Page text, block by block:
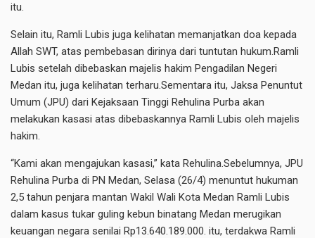
itu.
Selain itu, Ramli Lubis juga kelihatan memanjatkan doa kepada
Allah SWT, atas pembebasan dirinya dari tuntutan hukum.Ramli
Lubis setelah dibebaskan majelis hakim Pengadilan Negeri
Medan itu, juga kelihatan terharu.Sementara itu, Jaksa Penuntut
Umum (JPU) dari Kejaksaan Tinggi Rehulina Purba akan
melakukan kasasi atas dibebaskannya Ramli Lubis oleh majelis
hakim.
“Kami akan mengajukan kasasi,” kata Rehulina.Sebelumnya, JPU
Rehulina Purba di PN Medan, Selasa (26/4) menuntut hukuman
2,5 tahun penjara mantan Wakil Wali Kota Medan Ramli Lubis
dalam kasus tukar guling kebun binatang Medan merugikan
keuangan negara senilai Rp13.640.189.000. itu, terdakwa Ramli